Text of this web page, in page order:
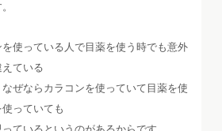
使っている人で目薬を使う時でも意外
ている
ぜならカラコンを使っていて目薬を使
っていても